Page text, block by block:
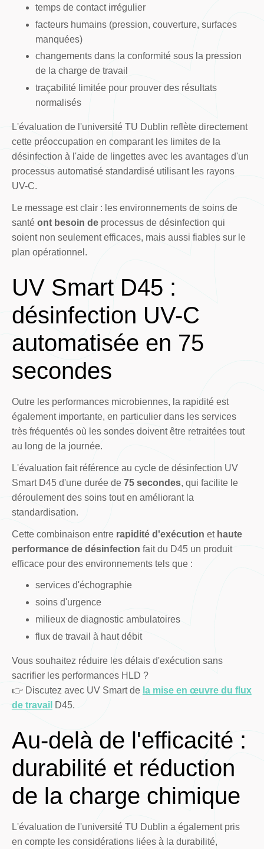
temps de contact irrégulier
facteurs humains (pression, couverture, surfaces
manquées)
changements dans la conformité sous la pression
de la charge de travail
traçabilité limitée pour prouver des résultats
normalisés
L'évaluation de l'université TU Dublin reflète directement
cette préoccupation en comparant les limites de la
désinfection à l'aide de lingettes avec les avantages d'un
processus automatisé standardisé utilisant les rayons
UV-C.
Le message est clair : les environnements de soins de
santé ont besoin deprocessus de désinfection qui
soient non seulement efficaces, mais aussi fiables sur le
plan opérationnel.
UV Smart D45 :
désinfection UV-C
automatisée en 75
secondes
Outre les performances microbiennes, la rapidité est
également importante, en particulier dans les services
très fréquentés où les sondes doivent être retraitées tout
au long de la journée.
L'évaluation fait référence au cycle de désinfection UV
Smart D45 d'une durée de 75 secondes, qui facilite le
déroulement des soins tout en améliorant la
standardisation.
Cette combinaison entre rapidité d'exécution et haute
performance de désinfection fait du D45 un produit
efficace pour des environnements tels que :
services d'échographie
soins d'urgence
milieux de diagnostic ambulatoires
flux de travail à haut débit
Vous souhaitez réduire les délais d'exécution sans
sacrifier les performances HLD ?
👉 Discutez avec UV Smart de la mise en œuvre du flux
de travail D45.
Au-delà de l'efficacité :
durabilité et réduction
de la charge chimique
L'évaluation de l'université TU Dublin a également pris
en compte les considérations liées à la durabilité,